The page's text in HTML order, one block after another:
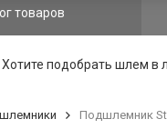
товаров
Хотите подобрать шлем в
Подшлемник